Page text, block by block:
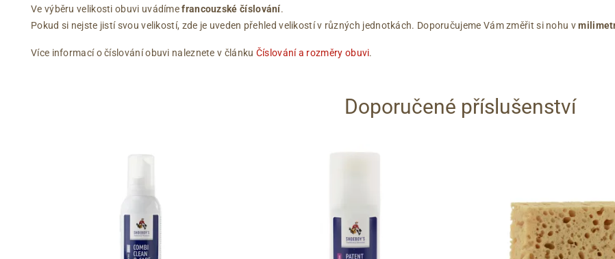
Ve výběru velikosti obuvi uvádímefrancouzské číslování.
Pokud si nejste jistí svou velikostí, zde je uveden přehled velikostí v různých jednotkách. Doporučujeme Vám změřit si nohu v
Více informací o číslování obuvi naleznete v článku Číslování a rozměry obuvi.
Doporučené příslušenství